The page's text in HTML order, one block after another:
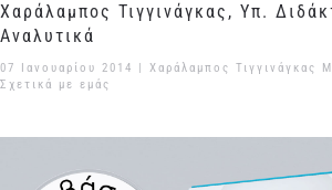
Χαράλαμπος Τιγγινάγκας, Υπ.
Αναλυτικά
07 Ιανουαρίου 2014
| Χαράλαμπος Τιγγινάγκας
Σχετικά με εμάς